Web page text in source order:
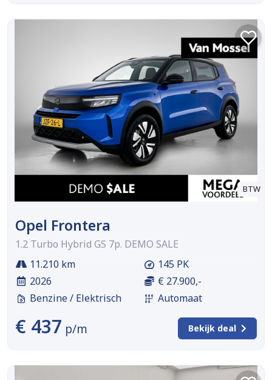
BTW
Opel Frontera
1.2 Turbo Hybrid GS 7p. DEMO SALE
11.210 km
2026
Benzine / Elektrisch
145 PK
€ 27.900,-
Automaat
€ 437 p/m Bekijk deal